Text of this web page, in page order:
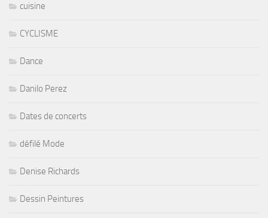
cuisine
CYCLISME
Dance
Danilo Perez
Dates de concerts
défilé Mode
Denise Richards
Dessin Peintures